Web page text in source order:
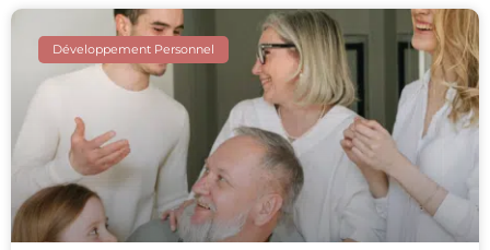
Développement Personnel